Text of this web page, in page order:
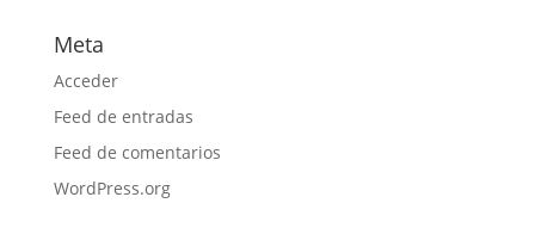
Meta
Acceder
Feed de entradas
Feed de comentarios
WordPress.org